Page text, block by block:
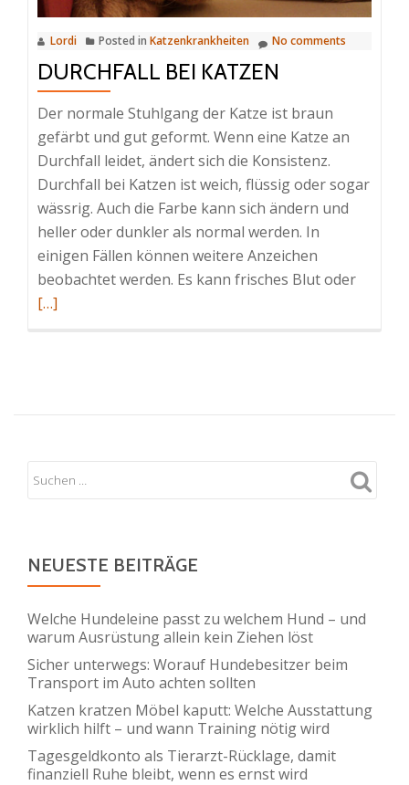
Lordi Posted in Katzenkrankheiten No comments
DURCHFALL BEI KATZEN
Der normale Stuhlgang der Katze ist braun
gefärbt und gut geformt. Wenn eine Katze an
Durchfall leidet, ändert sich die Konsistenz.
Durchfall bei Katzen ist weich, flüssig oder sogar
wässrig. Auch die Farbe kann sich ändern und
heller oder dunkler als normal werden. In
einigen Fällen können weitere Anzeichen
beobachtet werden. Es kann frisches Blut oderRead
[…]
NEUESTE BEITRÄGE
Welche Hundeleine passt zu welchem Hund – und
warum Ausrüstung allein kein Ziehen löst
Sicher unterwegs: Worauf Hundebesitzer beim
Transport im Auto achten sollten
Katzen kratzen Möbel kaputt: Welche Ausstattung
wirklich hilft – und wann Training nötig wird
Tagesgeldkonto als Tierarzt-Rücklage, damit
finanziell Ruhe bleibt, wenn es ernst wird